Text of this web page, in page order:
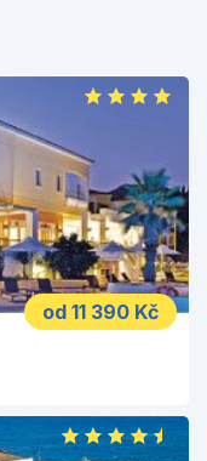
od 11 390 Kč